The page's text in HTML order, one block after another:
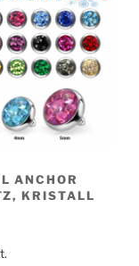
ANCHOR
KRISTALL